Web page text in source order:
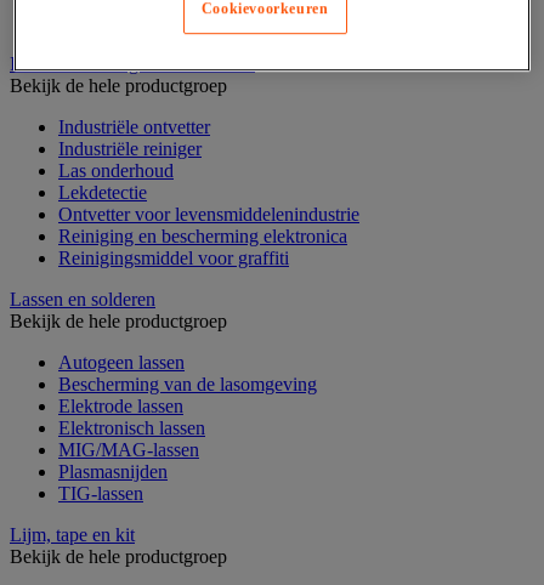
Industrieel reinigen en ontvetten
Bekijk de hele productgroep
Industriële ontvetter
Industriële reiniger
Las onderhoud
Lekdetectie
Ontvetter voor levensmiddelenindustrie
Reiniging en bescherming elektronica
Reinigingsmiddel voor graffiti
Lassen en solderen
Bekijk de hele productgroep
Autogeen lassen
Bescherming van de lasomgeving
Elektrode lassen
Elektronisch lassen
MIG/MAG-lassen
Plasmasnijden
TIG-lassen
Lijm, tape en kit
Bekijk de hele productgroep
Cookievoorkeuren